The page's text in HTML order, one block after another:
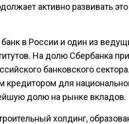
активно развивать это
в России и один из
На долю Сбербанка
банковского сектора.
кредитором для
долю на рынке вкладов.
холдинг,